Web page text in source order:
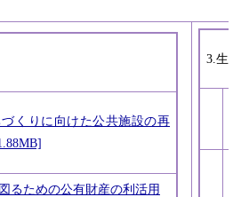
くりに向けた公共施設の再
るための公有財産の利活用
3.生